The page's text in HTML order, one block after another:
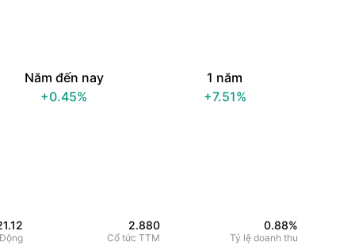
Năm đến nay
+0.45%
1 năm
+7.51%
2.880
Cổ tức TTM
0.88%
Tỷ lệ doanh thu